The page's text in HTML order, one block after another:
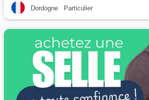
Dordogne Particulier